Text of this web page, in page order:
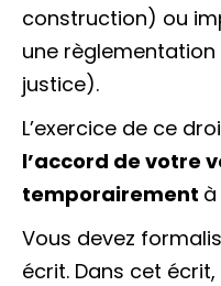
construction) ou
une
justice).
L’exercice de ce
l’accord de votre
temporairement
Vous devez
écrit. Dans cet